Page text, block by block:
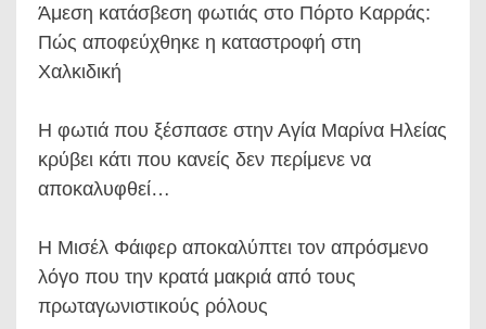
Άμεση κατάσβεση φωτιάς στο Πόρτο Καρράς:
Πώς αποφεύχθηκε η καταστροφή στη
Χαλκιδική
Η φωτιά που ξέσπασε στην Αγία Μαρίνα Ηλείας
κρύβει κάτι που κανείς δεν περίμενε να
αποκαλυφθεί…
Η Μισέλ Φάιφερ αποκαλύπτει τον απρόσμενο
λόγο που την κρατά μακριά από τους
πρωταγωνιστικούς ρόλους